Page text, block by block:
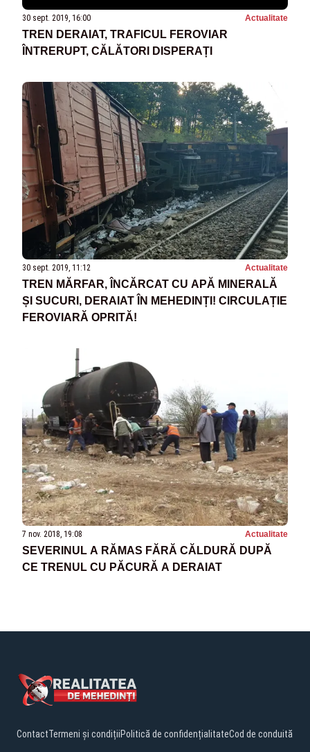
30 sept. 2019, 16:00 Actualitate
TREN DERAIAT, TRAFICUL FEROVIAR
ÎNTRERUPT, CĂLĂTORI DISPERAȚI
30 sept. 2019, 11:12 Actualitate
TREN MĂRFAR, ÎNCĂRCAT CU APĂ MINERALĂ
ȘI SUCURI, DERAIAT ÎN MEHEDINȚI! CIRCULAȚIE
FEROVIARĂ OPRITĂ!
7 nov. 2018, 19:08 Actualitate
SEVERINUL A RĂMAS FĂRĂ CĂLDURĂ DUPĂ
CE TRENUL CU PĂCURĂ A DERAIAT
ContactTermeni și condițiiPolitică de confidențialitateCod de conduită